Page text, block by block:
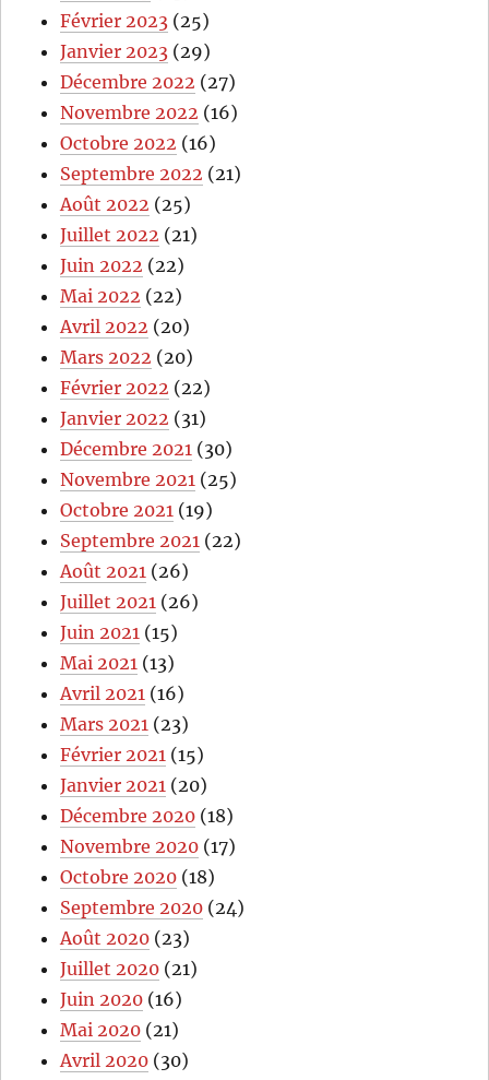
Février 2023 (25)
Janvier 2023 (29)
Décembre 2022 (27)
Novembre 2022 (16)
Octobre 2022 (16)
Septembre 2022 (21)
Août 2022 (25)
Juillet 2022 (21)
Juin 2022 (22)
Mai 2022 (22)
Avril 2022 (20)
Mars 2022 (20)
Février 2022 (22)
Janvier 2022 (31)
Décembre 2021 (30)
Novembre 2021 (25)
Octobre 2021 (19)
Septembre 2021 (22)
Août 2021 (26)
Juillet 2021 (26)
Juin 2021 (15)
Mai 2021 (13)
Avril 2021 (16)
Mars 2021 (23)
Février 2021 (15)
Janvier 2021 (20)
Décembre 2020 (18)
Novembre 2020 (17)
Octobre 2020 (18)
Septembre 2020 (24)
Août 2020 (23)
Juillet 2020 (21)
Juin 2020 (16)
Mai 2020 (21)
Avril 2020 (30)